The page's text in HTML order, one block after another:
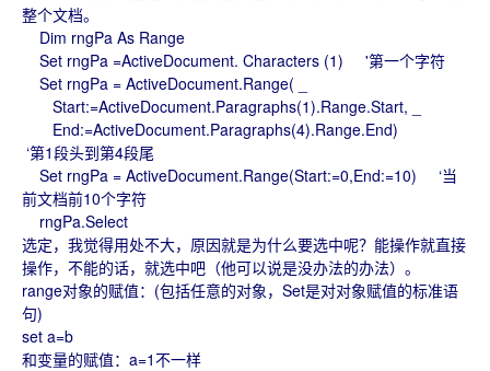
整个文档。
Dim rngPa As Range
Set rngPa =ActiveDocument. Characters (1) '第一个字符
Set rngPa = ActiveDocument.Range( _
Start:=ActiveDocument.Paragraphs(1).Range.Start, _
End:=ActiveDocument.Paragraphs(4).Range.End)
‘第1段头到第4段尾
Set rngPa = ActiveDocument.Range(Start:=0,End:=10) ‘当
前文档前10个字符
rngPa.Select
选定，我觉得用处不大，原因就是为什么要选中呢？能操作就直接
操作，不能的话，就选中吧（他可以说是没办法的办法）。
range对象的赋值：(包括任意的对象，Set是对对象赋值的标准语
句)
set a=b
和变量的赋值：a=1不一样